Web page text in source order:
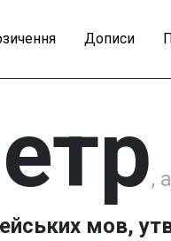
Дописи
,
мов,